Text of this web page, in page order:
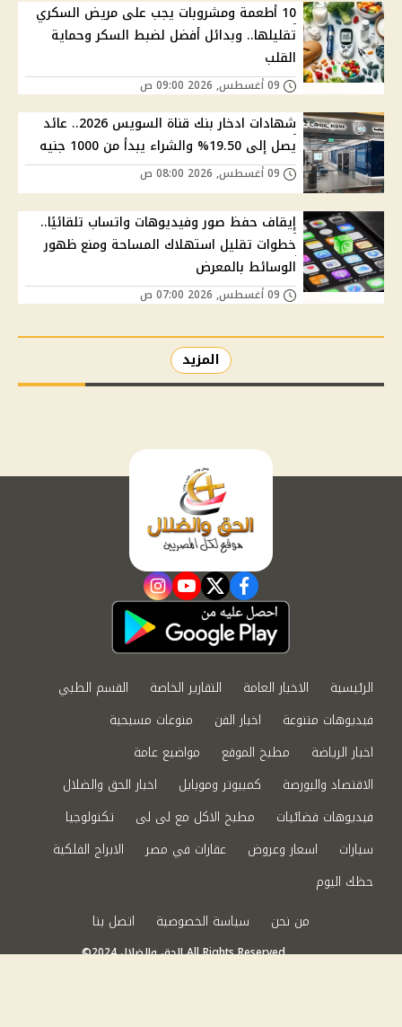
10 أطعمة ومشروبات يجب على مريض السكري
تقليلها.. وبدائل أفضل لضبط السكر وحماية
القلب
شهادات ادخار بنك قناة السويس 2026.. عائد
يصل إلى 19.50% والشراء يبدأ من 1000 جنيه
إيقاف حفظ صور وفيديوهات واتساب تلقائيًا..
خطوات تقليل استهلاك المساحة ومنع ظهور
الوسائط بالمعرض
المزيد
facebook
twitter
youtube
instagram
الرئيسية الاخبار العامة التقارير الخاصة
القسم الطبي
فيديوهات متنوعة
اخبار الفن
منوعات مسيحية
اخبار الرياضة
مطبخ الموقع
مواضيع عامة
الاقتصاد والبورصة
كمبيوتر وموبايل
اخبار الحق والضلال
فيديوهات فضائيات
مطبخ الاكل مع لى لى
تكنولوجيا
سيارات
اسعار وعروض عقارات في مصر
الابراج الفلكية
حظك اليوم
من نحن
سياسة الخصوصية اتصل بنا
©2024 الحق والضلال All Rights Reserved.